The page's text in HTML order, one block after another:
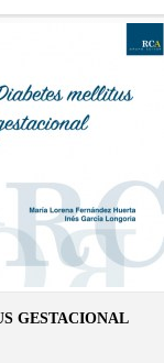
GESTACIONAL